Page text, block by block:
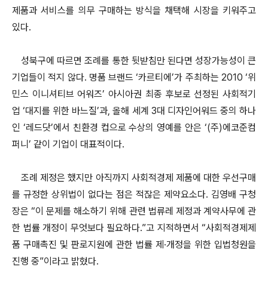
제품과 서비스를 의무 구매하는 방식을 채택해 시장을 키워주고
있다.
성북구에 따르면 조례를 통한 뒷받침만 된다면 성장가능성이 큰
기업들이 적지 않다. 명품 브랜드 ‘카르티에’가 주최하는 2010 ‘위
민스 이니셔티브 어워즈’ 아시아권 최종 후보로 선정된 사회적기
업 ‘대지를 위한 바느질’과, 올해 세계 3대 디자인어워드 중의 하나
인 ‘레드닷’에서 친환경 컵으로 수상의 영예를 안은 ‘(주)에코준컴
퍼니’ 같이 기업이 대표적이다.
조례 제정은 했지만 아직까지 사회적경제 제품에 대한 우선구매
를 규정한 상위법이 없다는 점은 적잖은 제약요소다. 김영배 구청
장은 “이 문제를 해소하기 위해 관련 법류레 제정과 계약사무에 관
한 법률 개정이 무엇보다 필요하다.”고 지적하면서 “사회적경제제
품 구매촉진 및 판로지원에 관한 법률 제·개정을 위한 입법청원을
진행 중”이라고 밝혔다.